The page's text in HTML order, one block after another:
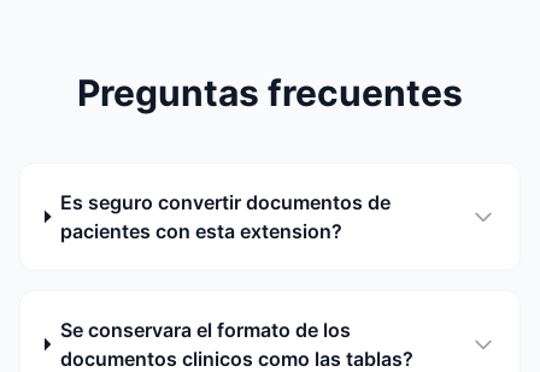
Preguntas frecuentes
Es seguro convertir documentos de
pacientes con esta extension?
Se conservara el formato de los
documentos clinicos como las tablas?